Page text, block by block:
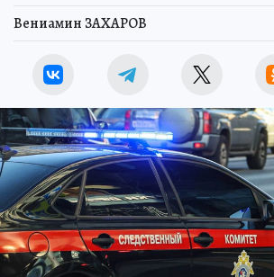
Вениамин ЗАХАРОВ